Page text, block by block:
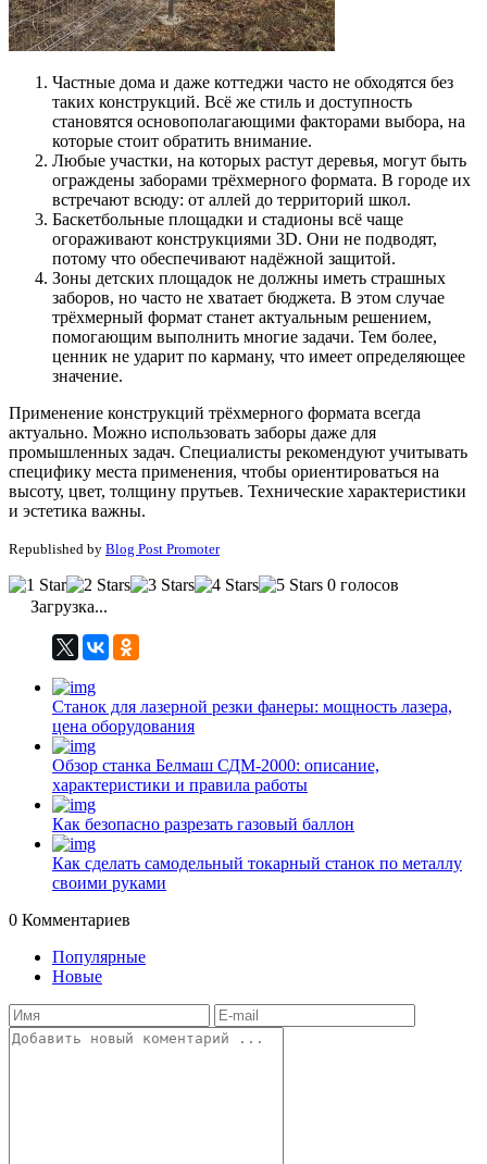
Частные дома и даже коттеджи часто не обходятся без
таких конструкций. Всё же стиль и доступность
становятся основополагающими факторами выбора, на
которые стоит обратить внимание.
Любые участки, на которых растут деревья, могут быть
ограждены заборами трёхмерного формата. В городе их
встречают всюду: от аллей до территорий школ.
Баскетбольные площадки и стадионы всё чаще
огораживают конструкциями 3D. Они не подводят,
потому что обеспечивают надёжной защитой.
Зоны детских площадок не должны иметь страшных
заборов, но часто не хватает бюджета. В этом случае
трёхмерный формат станет актуальным решением,
помогающим выполнить многие задачи. Тем более,
ценник не ударит по карману, что имеет определяющее
значение.
Применение конструкций трёхмерного формата всегда
актуально. Можно использовать заборы даже для
промышленных задач. Специалисты рекомендуют учитывать
специфику места применения, чтобы ориентироваться на
высоту, цвет, толщину прутьев. Технические характеристики
и эстетика важны.
Republished by Blog Post Promoter
0 голосов
Загрузка...
Станок для лазерной резки фанеры: мощность лазера,
цена оборудования
Обзор станка Белмаш СДМ-2000: описание,
характеристики и правила работы
Как безопасно разрезать газовый баллон
Как сделать самодельный токарный станок по металлу
своими руками
0 Комментариев
Популярные
Новые